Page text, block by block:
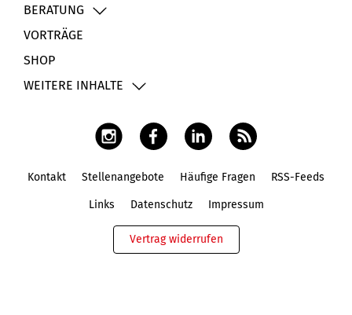
BERATUNG
VORTRÄGE
SHOP
WEITERE INHALTE
Kontakt Stellenangebote Häufige Fragen RSS-Feeds
Links Datenschutz Impressum
Vertrag widerrufen